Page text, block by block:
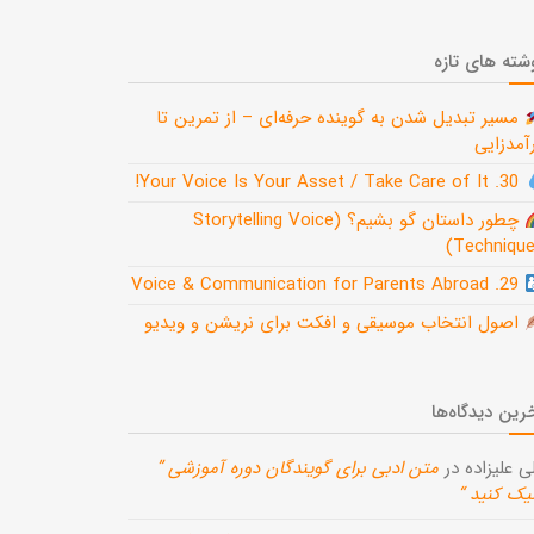
های تازه
مسیر تبدیل شدن به گوینده حرفه‌ای – از تمرین تا
چطور داستان گو بشیم؟ (Storytelling Voice
اصول انتخاب موسیقی و افکت برای نریشن و ویدیو
دیدگاه‌ها
علیزاده در متن ادبی برای گویندگان دوره آموزشی ”
کنید “